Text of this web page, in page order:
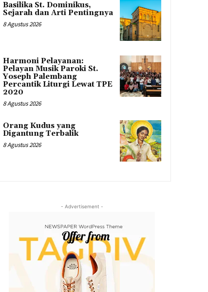
Basilika St. Dominikus,
Sejarah dan Arti Pentingnya
8 Agustus 2026
Harmoni Pelayanan:
Pelayan Musik Paroki St.
Yoseph Palembang
Percantik Liturgi Lewat TPE
2020
8 Agustus 2026
Orang Kudus yang
Digantung Terbalik
8 Agustus 2026
- Advertisement -